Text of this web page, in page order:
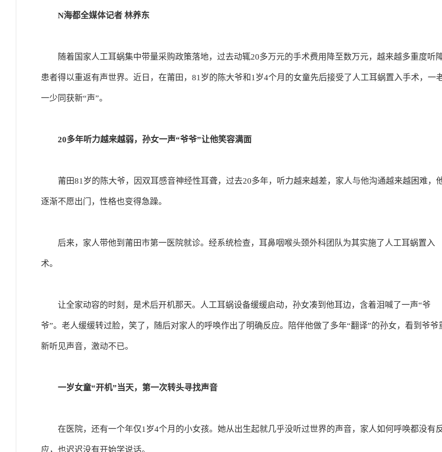
N海都全媒体记者 林养东
随着国家人工耳蜗集中带量采购政策落地，过去动辄20多万元的手术费用降至数万元，越来越多重度听
患者得以重返有声世界。近日，在莆田，81岁的陈大爷和1岁4个月的女童先后接受了人工耳蜗置入手术，一
一少同获新“声”。
20多年听力越来越弱，孙女一声“爷爷”让他笑容满面
莆田81岁的陈大爷，因双耳感音神经性耳聋，过去20多年，听力越来越差，家人与他沟通越来越困难，
逐渐不愿出门，性格也变得急躁。
后来，家人带他到莆田市第一医院就诊。经系统检查，耳鼻咽喉头颈外科团队为其实施了人工耳蜗置入
术。
让全家动容的时刻，是术后开机那天。人工耳蜗设备缓缓启动，孙女凑到他耳边，含着泪喊了一声“爷
爷”。老人缓缓转过脸，笑了，随后对家人的呼唤作出了明确反应。陪伴他做了多年“翻译”的孙女，看到爷爷
新听见声音，激动不已。
一岁女童“开机”当天，第一次转头寻找声音
在医院，还有一个年仅1岁4个月的小女孩。她从出生起就几乎没听过世界的声音，家人如何呼唤都没有
应，也迟迟没有开始学说话。